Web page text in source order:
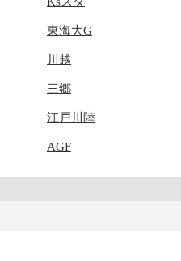
東海大G
川越
三郷
江戸川陸
AGF